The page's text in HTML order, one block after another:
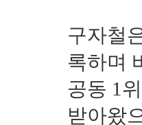
구자철
록하며
공동 1
받아왔